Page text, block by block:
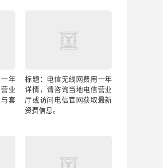
年
业
套
标题：电信无线网费用一年
详情，请咨询当地电信营业
厅或访问电信官网获取最新
资费信息。